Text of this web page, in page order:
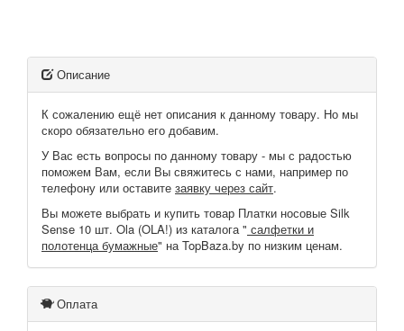
Описание
К сожалению ещё нет описания к данному товару. Но мы
скоро обязательно его добавим.
У Вас есть вопросы по данному товару - мы с радостью
поможем Вам, если Вы свяжитесь с нами, например по
телефону или оставите заявку через сайт.
Вы можете выбрать и купить товар Платки носовые Silk
Sense 10 шт. Ola (OLA!) из каталога " салфетки и
полотенца бумажные" на TopBaza.by по низким ценам.
Оплата